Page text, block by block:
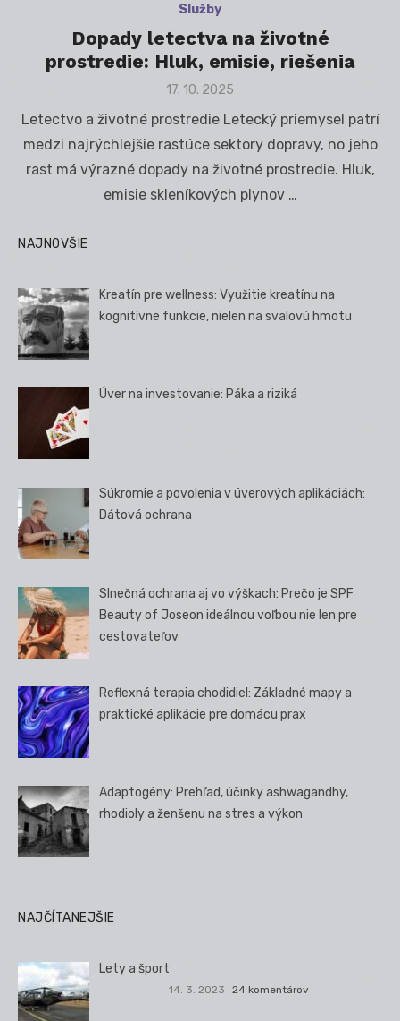
Služby
Dopady letectva na životné
prostredie: Hluk, emisie, riešenia
Posted
17. 10. 2025
Letectvo a životné prostredie Letecký priemysel patrí
medzi najrýchlejšie rastúce sektory dopravy, no jeho
rast má výrazné dopady na životné prostredie. Hluk,
emisie skleníkových plynov …
NAJNOVŠIE
Kreatín pre wellness: Využitie kreatínu na
kognitívne funkcie, nielen na svalovú hmotu
Úver na investovanie: Páka a riziká
Súkromie a povolenia v úverových aplikáciách:
Dátová ochrana
Slnečná ochrana aj vo výškach: Prečo je SPF
Beauty of Joseon ideálnou voľbou nie len pre
cestovateľov
Reflexná terapia chodidiel: Základné mapy a
praktické aplikácie pre domácu prax
Adaptogény: Prehľad, účinky ashwagandhy,
rhodioly a ženšenu na stres a výkon
NAJČÍTANEJŠIE
Lety a šport
14. 3. 2023 24 komentárov